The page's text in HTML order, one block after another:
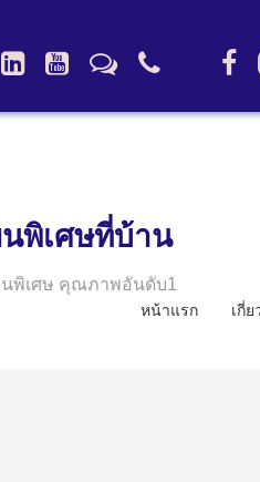
นพิเศษที่บ้าน
พิเศษ คุณภาพอันดับ1
หน้าแรก เกี่ย